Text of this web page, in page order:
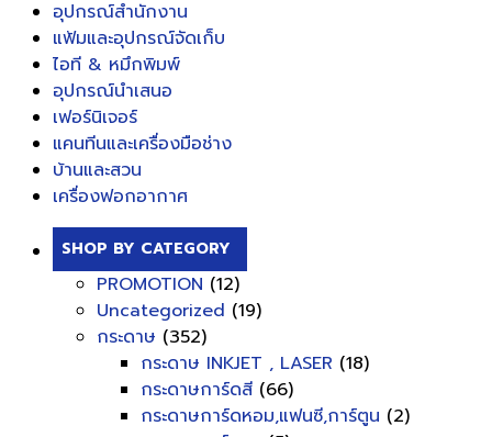
อุปกรณ์สำนักงาน
แฟ้มและอุปกรณ์จัดเก็บ
ไอที & หมึกพิมพ์
อุปกรณ์นำเสนอ
เฟอร์นิเจอร์
แคนทีนและเครื่องมือช่าง
บ้านและสวน
เครื่องฟอกอากาศ
SHOP BY CATEGORY
PROMOTION (12)
Uncategorized (19)
กระดาษ (352)
กระดาษ INKJET , LASER (18)
กระดาษการ์ดสี (66)
กระดาษการ์ดหอม,แฟนซี,การ์ตูน (2)